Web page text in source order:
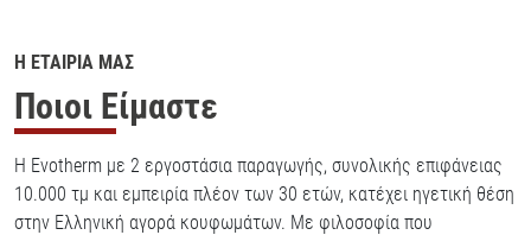
Η ΕΤΑΙΡΙΑ ΜΑΣ
Ποιοι Είμαστε
H Evotherm με 2 εργοστάσια παραγωγής, συνολικής επιφάνειας
10.000 τμ και εμπειρία πλέον των 30 ετών, κατέχει ηγετική θέση
στην Ελληνική αγορά κουφωμάτων. Με φιλοσοφία που